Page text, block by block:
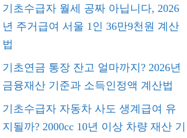
기초수급자 월세 공짜 아닙니다, 2026
년 주거급여 서울 1인 36만9천원 계산
법
기초연금 통장 잔고 얼마까지? 2026년
금융재산 기준과 소득인정액 계산법
기초수급자 자동차 사도 생계급여 유
지될까? 2000cc 10년 이상 차량 재산 기